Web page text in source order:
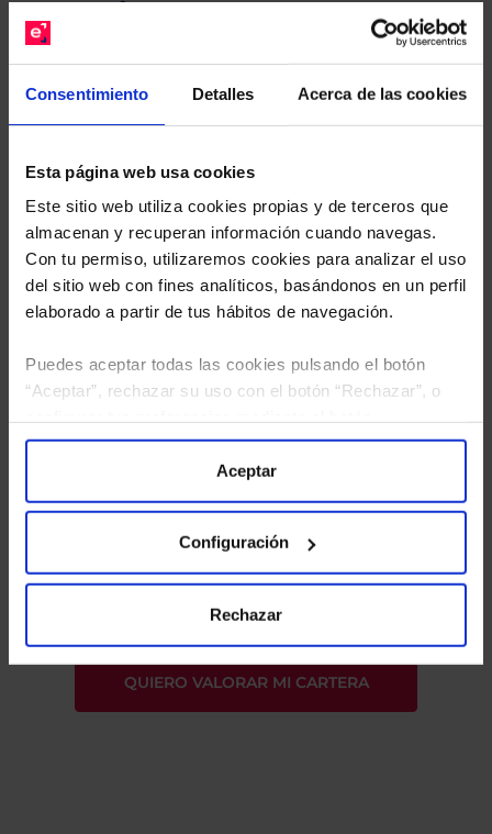
Consentimiento Detalles Acerca de las cookies
Esta página web usa cookies
Este sitio web utiliza cookies propias y de terceros que
almacenan y recuperan información cuando navegas.
Con tu permiso, utilizaremos cookies para analizar el uso
del sitio web con fines analíticos, basándonos en un perfil
elaborado a partir de tus hábitos de navegación.
Puedes aceptar todas las cookies pulsando el botón
“Aceptar”, rechazar su uso con el botón “Rechazar”, o
“Configuración”. Consulta nuestraPolítica
para más información.
Aceptar
Configuración
Rechazar
gratuito de su cartera.
sus Fondos y nuestros expertos le enviarán un
estudio gratuito de sus alternativas de Clases
la política de privacidad
y consiento el